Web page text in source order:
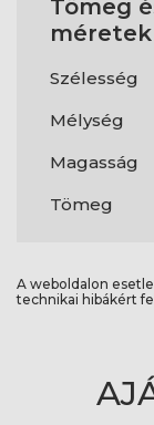
Tömeg
méretek
Szélesség
Mélység
Magasság
Tömeg
A weboldalon
technikai hibákért